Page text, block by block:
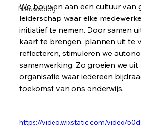
Nieuwsblog
We bouwen aan een cultuur van
leiderschap waar elke
initiatief te nemen. Door samen
kaart te brengen, plannen uit te
reflecteren, stimuleren we
samenwerking. Zo groeien we
organisatie waar iedereen
toekomst van ons onderwijs.
https://video.wixstatic.com/video/